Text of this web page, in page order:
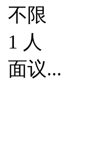
不限
1 人
面议...